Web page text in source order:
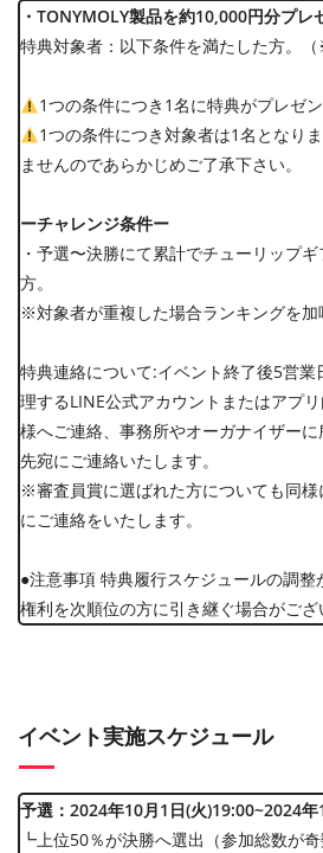
・TONYMOLY製品を約10,000円分プレ
特典対象者：以下条件を満たした⽅。
1つの条件につき1名に特典がプレゼン
1つの条件につき対象者は1名となり
ませんのであらかじめご了承下さい。
ーチャレンジ条件ー
・予選〜決勝にて累計でチューリップ
⽅。
※対象者が重複した場合ランキングを加
特典連絡について:イベント終了後5営
理するLINE公式アカウントまたはアプ
様へご連絡、事務所やオーガナイザー
先宛にご連絡いたします。
※審査員賞に選ばれた方についても同
にご連絡をいたします。
●注意事項 特典履行スケジュールの調
権利を次順位の方に引き継ぐ場合がござ
イベント実施スケジュール
予選：2024年10月1日(火)19:00~2024
┗上位50％が決勝へ選出（参加総数が